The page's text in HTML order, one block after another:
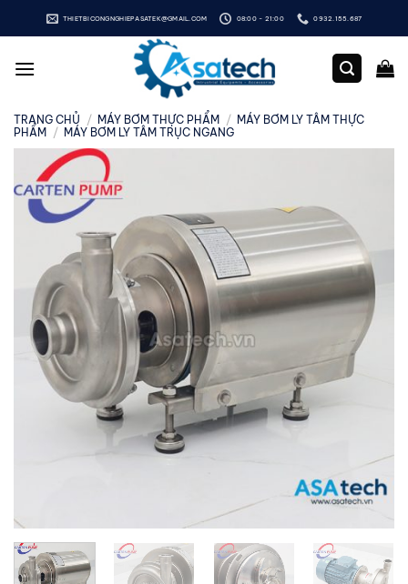
qua
dung
THIETBICONGNGHIEPASATEK@GMAIL.COM 08:00 - 21:00 0932.155.687
TRANG CHỦ / MÁY BƠM THỰC PHẨM / MÁY BƠM LY TÂM THỰC
PHẨM / MÁY BƠM LY TÂM TRỤC NGANG